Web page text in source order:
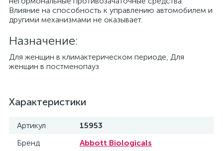
Влияние на способность к управлению автомобилем и
другими механизмами не оказывает.
Назначение:
Для женщин в климактерическом периоде, Для
женщин в постменопауз
Характеристики
Артикул
15953
Бренд
Abbott Biologicals